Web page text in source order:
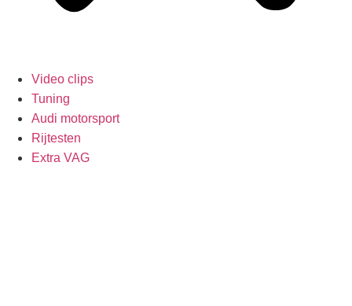
Video clips
Tuning
Audi motorsport
Rijtesten
Extra VAG